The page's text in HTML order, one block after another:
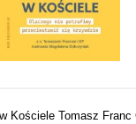
Kościele Tomasz Franc